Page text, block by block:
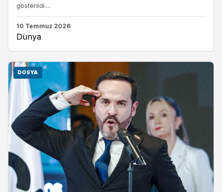
gösterildi....
10 Temmuz 2026
Dünya
DOSYA